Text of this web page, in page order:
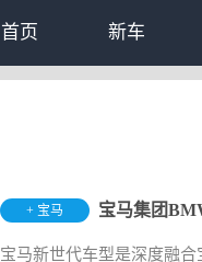
首页 新车
+ 宝马 宝马集团
宝马新世代车型是深度融